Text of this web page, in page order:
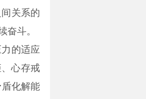
关系的
奋斗。
的适应
心存戒
化解能